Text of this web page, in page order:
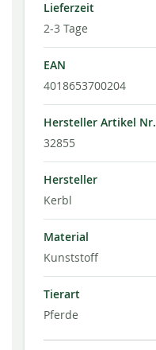
Lieferzeit
2-3 Tage
EAN
4018653700204
Hersteller Artikel Nr.
32855
Hersteller
Kerbl
Material
Kunststoff
Tierart
Pferde